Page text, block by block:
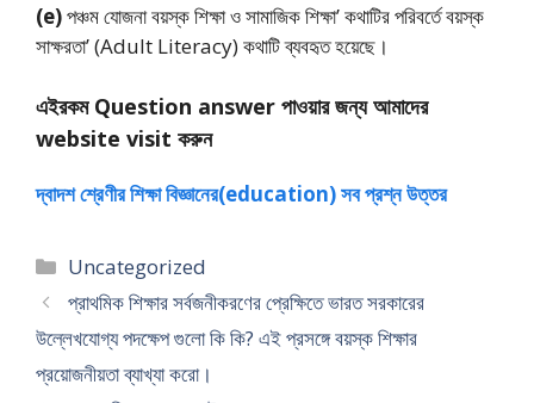
(e)পঞ্চম যোজনা বয়স্ক শিক্ষা ও সামাজিক শিক্ষা’ কথাটির পরিবর্তে বয়স্ক
সাক্ষরতা’ (Adult Literacy) কথাটি ব্যবহৃত হয়েছে।
এইরকম Question answer পাওয়ার জন্য আমাদের
website visit করুন
দ্বাদশ শ্রেণীর শিক্ষা বিজ্ঞানের(education) সব প্রশ্ন উত্তর
Categories
Uncategorized
প্রাথমিক শিক্ষার সর্বজনীকরণের প্রেক্ষিতে ভারত সরকারের
উল্লেখযোগ্য পদক্ষেপ গুলো কি কি? এই প্রসঙ্গে বয়স্ক শিক্ষার
প্রয়োজনীয়তা ব্যাখ্যা করো।